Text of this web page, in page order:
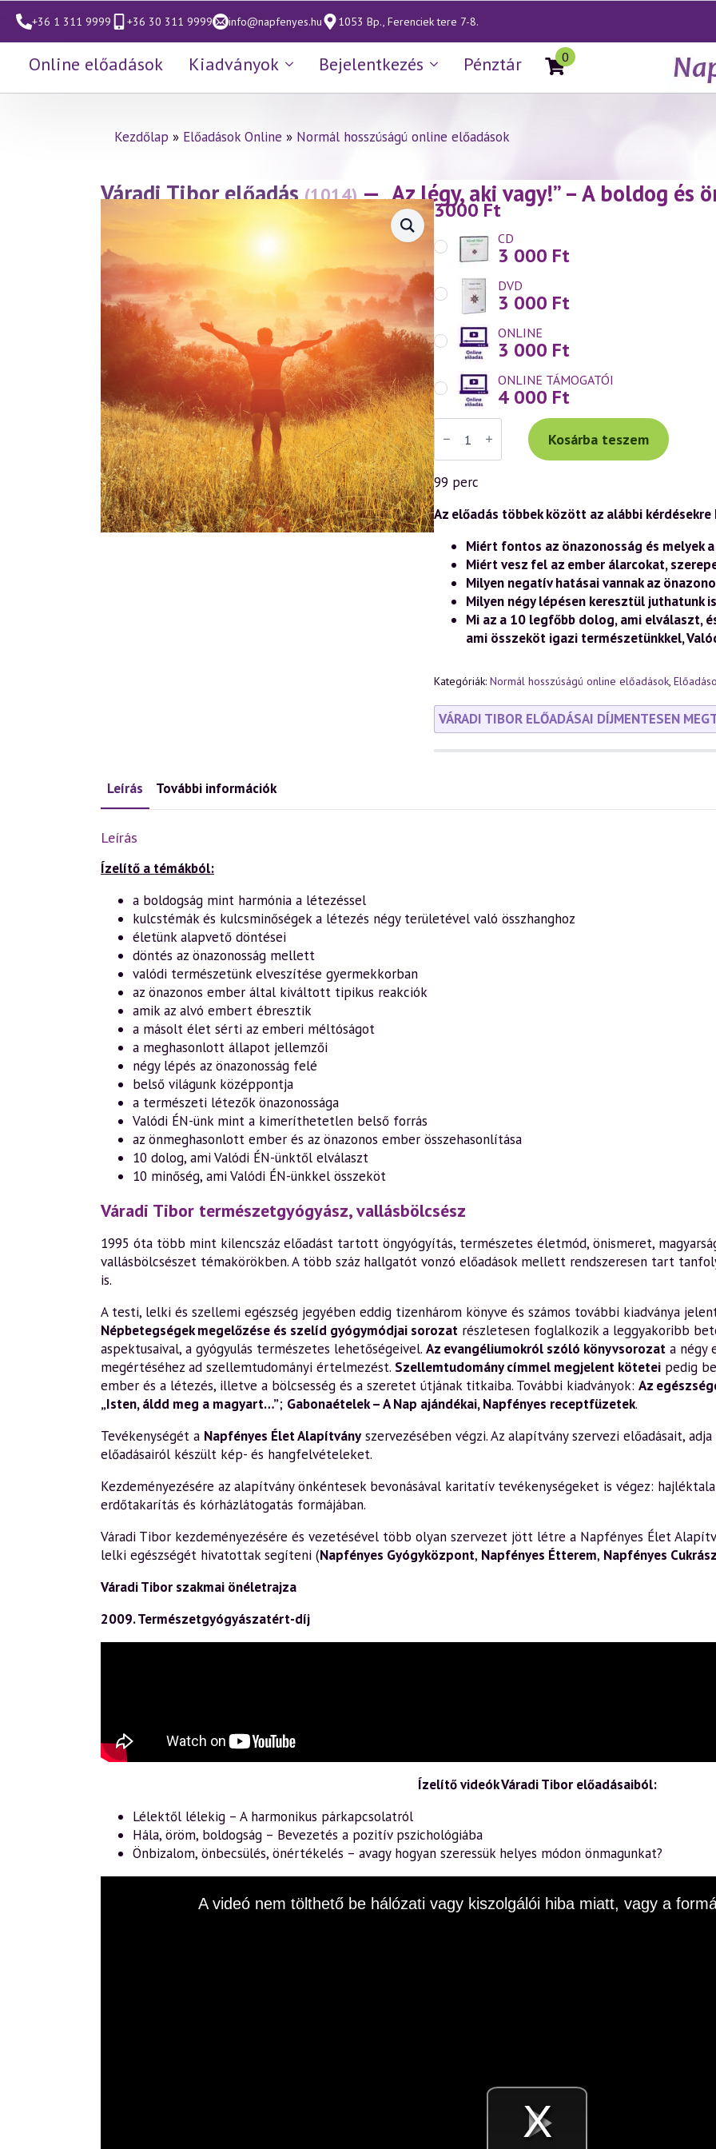
+36 1 311 9999 +36 30 311 9999 info@napfenyes.hu 1053 Bp., Ferenciek tere 7-8.
Online előadások Kiadványok Bejelentkezés Pénztár 0
Kezdőlap » Előadások Online » Normál hosszúságú online előadások
Váradi Tibor előadás (1014) — „Az légy, aki vagy!” – A boldog és
(2024.08.02.)
3000Ft
CD
3 000 Ft
DVD
3 000 Ft
ONLINE
3 000 Ft
ONLINE TÁMOGATÓI
4 000 Ft
Váradi
Tibor
előadás
(1014)
—
„Az
légy,
aki
vagy!”
boldog
önazonos
élet
titkai
(2024.08.02.)
mennyiség
Kosárba teszem
99 perc
Az előadás többek között az alábbi
Miért fontos az önazonosság és melyek
Miért vesz fel az ember álarcokat,
Milyen negatív hatásai vannak az
Milyen négy lépésen keresztül juthatunk
Mi az a 10 legfőbb dolog, ami elválaszt,
ami összeköt igazi természetünkkel,
Kategóriák: Normál hosszúságú online előadások,
VÁRADI TIBOR ELŐADÁSAI DÍJMENTESEN
Leírás További információk
Leírás
Ízelítő a témákból:
a boldogság mint harmónia a létezéssel
kulcstémák és kulcsminőségek a létezés négy területével való összhanghoz
életünk alapvető döntései
döntés az önazonosság mellett
valódi természetünk elveszítése gyermekkorban
az önazonos ember által kiváltott tipikus reakciók
amik az alvó embert ébresztik
a másolt élet sérti az emberi méltóságot
a meghasonlott állapot jellemzői
négy lépés az önazonosság felé
belső világunk középpontja
a természeti létezők önazonossága
Valódi ÉN-ünk mint a kimeríthetetlen belső forrás
az önmeghasonlott ember és az önazonos ember összehasonlítása
10 dolog, ami Valódi ÉN-ünktől elválaszt
10 minőség, ami Valódi ÉN-ünkkel összeköt
Váradi Tibor természetgyógyász, vallásbölcsész
1995 óta több mint kilencszáz előadást tartott öngyógyítás, természetes életmód, önismeret,
vallásbölcsészet témakörökben. A több száz hallgatót vonzó előadások mellett rendszeresen tart
is.
A testi, lelki és szellemi egészség jegyében eddig tizenhárom könyve és számos további kiadványa
Népbetegségek megelőzése és szelíd gyógymódjai sorozat részletesen foglalkozik a leggyakoribb
aspektusaival, a gyógyulás természetes lehetőségeivel. Az evangéliumokról szóló könyvsorozat a négy
megértéséhez ad szellemtudományi értelmezést. Szellemtudomány címmel megjelent kötetei pedig
ember és a létezés, illetve a bölcsesség és a szeretet útjának titkaiba. További kiadványok: Az
„Isten, áldd meg a magyart…”; Gabonaételek – A Nap ajándékai,Napfényes receptfüzetek.
Tevékenységét a Napfényes Élet Alapítványszervezésében végzi. Az alapítvány szervezi előadásait,
előadásairól készült kép- és hangfelvételeket.
Kezdeményezésére az alapítvány önkéntesek bevonásával karitatív tevékenységeket is végez:
erdőtakarítás és kórházlátogatás formájában.
Váradi Tibor kezdeményezésére és vezetésével több olyan szervezet jött létre a Napfényes Élet
lelki egészségét hivatottak segíteni (Napfényes Gyógyközpont, Napfényes Étterem, Napfényes
Váradi Tibor szakmai önéletrajza
2009. Természetgyógyászatért-díj
Ízelítő videók Váradi Tibor előadásaiból:
Lélektől lélekig – A harmonikus párkapcsolatról
Hála, öröm, boldogság – Bevezetés a pozitív pszichológiába
Önbizalom, önbecsülés, önértékelés – avagy hogyan szeressük helyes módon önmagunkat?
A videó nem tölthető be hálózati vagy kiszolgálói hiba miatt, vagy a